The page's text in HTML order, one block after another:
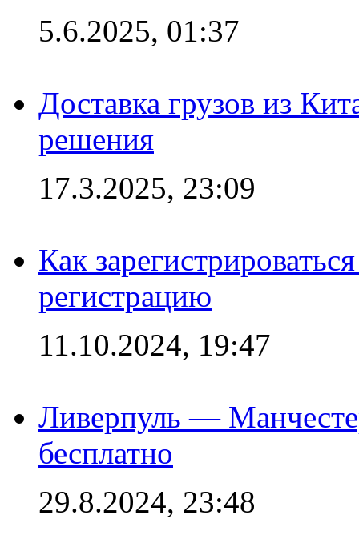
5.6.2025, 01:37
Доставка грузов из
решения
17.3.2025, 23:09
Как
регистрацию
11.10.2024, 19:47
Ливерпуль —
бесплатно
29.8.2024, 23:48